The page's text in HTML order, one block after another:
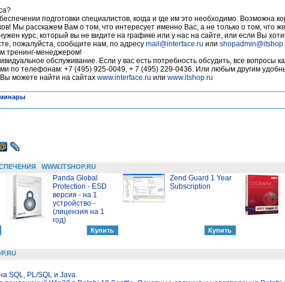
подготовки специалистов, когда и где им это необходимо. Возможна
Мы расскажем Вам о том, что интересует именно Вас, а не только о том, что
курс, который вы не видите на графике или у нас на сайте, или если Вы
пожалуйста, сообщите нам, по адресу mail@interface.ru или
тренинг-менеджером!
обслуживание. Если у вас есть потребность обсудить, все вопросы
по телефонам: +7 (495) 925-0049, + 7 (495) 229-0436. Или любым другим
можете найти на сайтах www.interface.ru или www.itshop.ru
WWW.ITSHOP.RU
Panda Global
Protection - ESD
версия - на 1
устройство -
(лицензия на 1
год)
Zend Guard 1 Year
Subscription
SQL, PL/SQL и Java